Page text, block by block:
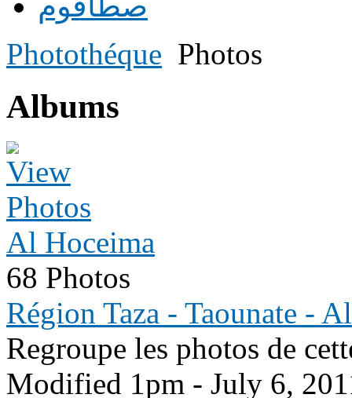
Photothéque Photos
Albums
Al Hoceima
68 Photos
Région Taza - Taounate -
Regroupe les photos de
Modified 1pm - July 6,